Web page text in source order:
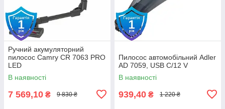
Ручний акумуляторний
пилосос Camry CR 7063 PRO
LED
В наявності
7 569,10 ₴ 9 830 ₴
Пилосос автомобільний Adler
AD 7059, USB C/12 V
В наявності
939,40 ₴ 1 220 ₴